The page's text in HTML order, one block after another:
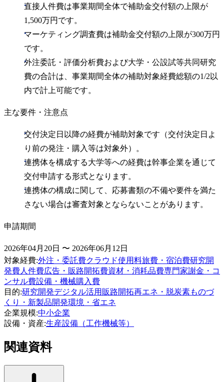
直接人件費は事業期間全体で補助金交付額の上限が
1,500万円です。
マーケティング調査費は補助金交付額の上限が300万円
です。
外注委託・評価分析費および大学・公設試等共同研究
費の合計は、事業期間全体の補助対象経費総額の1/2以
内で計上可能です。
主な要件・注意点
交付決定日以降の経費が補助対象です（交付決定日よ
り前の発注・購入等は対象外）。
連携体を構成する大学等への経費は幹事企業を通じて
交付申請する形式となります。
連携体の構成に関して、応募書類の不備や要件を満た
さない場合は審査対象とならないことがあります。
申請期間
2026年04月20日 〜 2026年06月12日
対象経費:外注・委託費クラウド使用料旅費・宿泊費研究開
発費人件費広告・販路開拓費資材・消耗品費専門家謝金・コ
ンサル費設備・機械購入費
目的:研究開発デジタル活用 販路開拓再エネ・脱炭素ものづ
くり・新製品開発環境・省エネ
企業規模:中小企業
設備・資産:生産設備（工作機械等）
関連資料